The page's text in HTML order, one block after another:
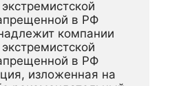
в РФ
компании
в РФ
изложенная на